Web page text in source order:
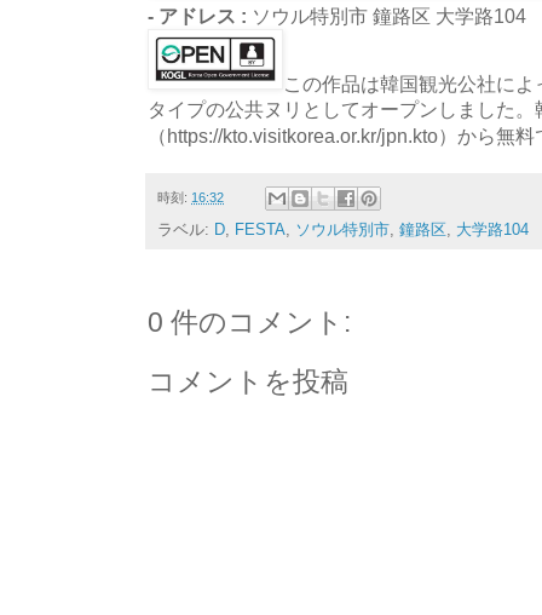
- アドレス : ソウル特別市 鐘路区 大学路104
この作品は韓国観光公社に
タイプの公共ヌリとしてオープンしました。
（https://kto.visitkorea.or.kr/jpn.kto）から無
時刻: 16:32
ラベル: D FESTA ソウル特別市 鐘路区 大学路104
0 件のコメント:
コメントを投稿